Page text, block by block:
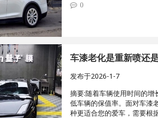
0
车漆老化是重新喷还
发布于2026-1-7
摘要:随着车辆使用时间的增
低车辆的保值率。面对车漆
种更适合您的爱车，需要根